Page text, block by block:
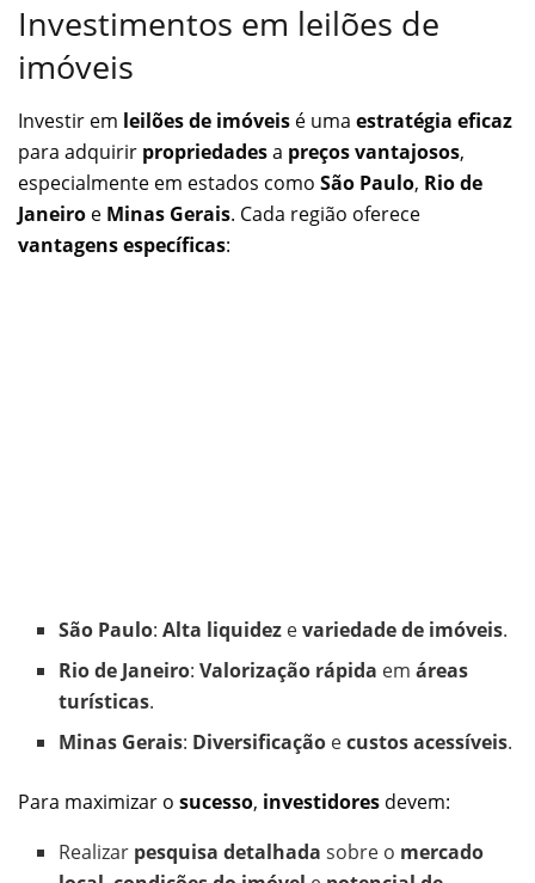
Investimentos em leilões de
imóveis
Investir em leilões de imóveis é uma estratégia eficaz
para adquirir propriedadesa preços vantajosos,
especialmente em estados como São Paulo, Rio de
Janeiro e Minas Gerais. Cada região oferece
vantagens específicas:
São Paulo:Alta liquidez evariedade de imóveis.
Rio de Janeiro:Valorização rápida emáreas
turísticas.
Minas Gerais: Diversificação ecustos acessíveis.
Para maximizar o sucesso, investidores devem:
Realizar pesquisa detalhada sobre o mercado